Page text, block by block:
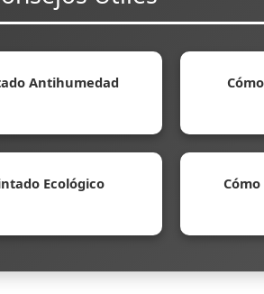
Antihumedad
Ecológico